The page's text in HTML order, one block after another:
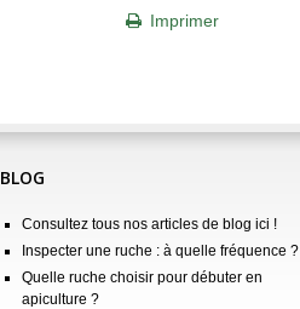
Imprimer
BLOG
Consultez tous nos articles de blog ici !
Inspecter une ruche : à quelle fréquence ?
Quelle ruche choisir pour débuter en
apiculture ?